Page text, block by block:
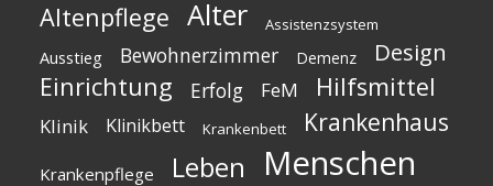
Altenpflege Alter Assistenzsystem
Ausstieg Bewohnerzimmer Demenz Design
Einrichtung Erfolg FeM Hilfsmittel
Klinik Klinikbett Krankenbett Krankenhaus
Krankenpflege Leben Menschen